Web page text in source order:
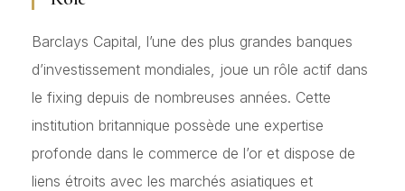
Barclays Capital, l’une des plus grandes banques
d’investissement mondiales, joue un rôle actif dans
le fixing depuis de nombreuses années. Cette
institution britannique possède une expertise
profonde dans le commerce de l’or et dispose de
liens étroits avec les marchés asiatiques et